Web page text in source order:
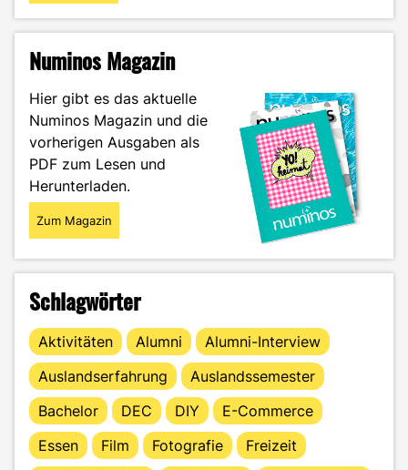
Einmaleins
Numinos Magazin
Hier gibt es das aktuelle
Numinos Magazin und die
vorherigen Ausgaben als
PDF zum Lesen und
Herunterladen.
Zum Magazin
Schlagwörter
Aktivitäten Alumni
Alumni-Interview
Auslandserfahrung
Auslandssemester
Bachelor
DEC DIY
E-Commerce
Essen
Film Fotografie
Freizeit